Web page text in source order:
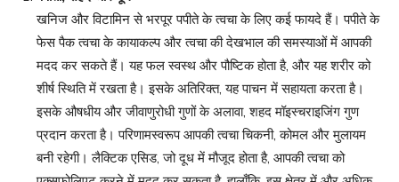
खनिज और विटामिन से भरपूर पपीते के त्वचा के लिए कई फायदे हैं। पपीते के
फेस पैक त्वचा के कायाकल्प और त्वचा की देखभाल की समस्याओं में आपकी
मदद कर सकते हैं। यह फल स्वस्थ और पौष्टिक होता है, और यह शरीर को
शीर्ष स्थिति में रखता है। इसके अतिरिक्त, यह पाचन में सहायता करता है।
इसके औषधीय और जीवाणुरोधी गुणों के अलावा, शहद मॉइस्चराइजिंग गुण
प्रदान करता है। परिणामस्वरूप आपकी त्वचा चिकनी, कोमल और मुलायम
बनी रहेगी। लैक्टिक एसिड, जो दूध में मौजूद होता है, आपकी त्वचा को